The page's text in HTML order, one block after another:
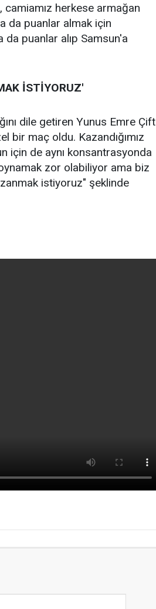
camiamız herkese armağan
da puanlar almak için
puanlar alıp Samsun'a
İSTİYORUZ'
dile getiren Yunus Emre Çift
bir maç oldu. Kazandığımız
için de aynı konsantrasyonda
zor olabiliyor ama biz
istiyoruz" şeklinde